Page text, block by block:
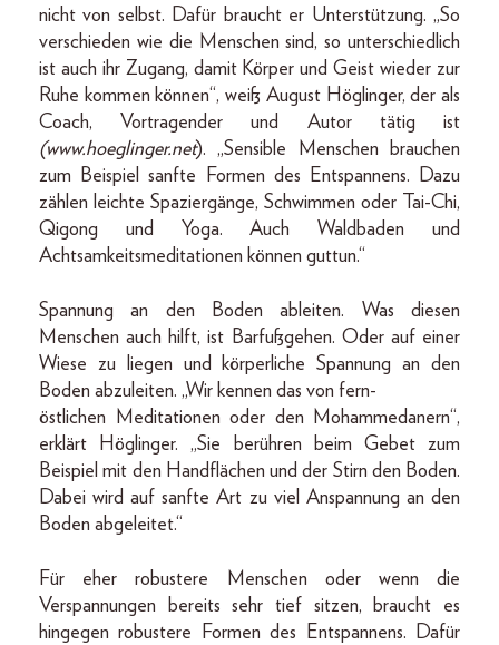
nicht von selbst. Dafür braucht er Unterstützung. „So
verschieden wie die Menschen sind, so unterschiedlich
ist auch ihr Zugang, damit Körper und Geist wieder zur
Ruhe kommen können“, weiß August Höglinger, der als
Coach, Vortragender und Autor tätig ist
(www.hoeglinger.net). „Sensible Menschen brauchen
zum Beispiel sanfte Formen des Entspannens. Dazu
zählen leichte Spaziergänge, Schwimmen oder Tai-Chi,
Qigong und Yoga. Auch Waldbaden und
Achtsamkeitsmeditationen können guttun.“
Spannung an den Boden ableiten. Was diesen
Menschen auch hilft, ist Barfußgehen. Oder auf einer
Wiese zu liegen und körperliche Spannung an den
Boden abzuleiten. „Wir kennen das von fern-
östlichen Meditationen oder den Mohammedanern“,
erklärt Höglinger. „Sie berühren beim Gebet zum
Beispiel mit den Handflächen und der Stirn den Boden.
Dabei wird auf sanfte Art zu viel Anspannung an den
Boden abgeleitet.“
Für eher robustere Menschen oder wenn die
Verspannungen bereits sehr tief sitzen, braucht es
hingegen robustere Formen des Entspannens. Dafür